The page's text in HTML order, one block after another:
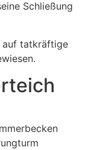
Schließung
auf tatkräftige